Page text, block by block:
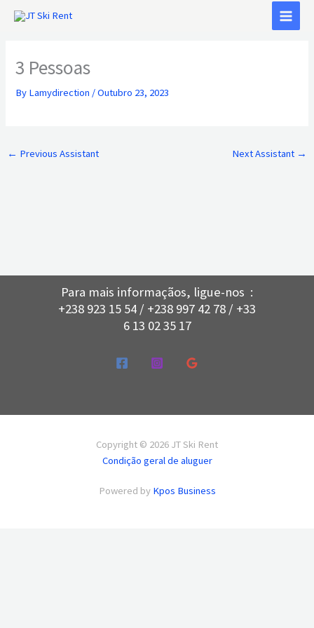
3 Pessoas
By Lamydirection /Outubro 23, 2023
← Previous Assistant Next Assistant →
Para mais informaçãos, ligue-nos :
+238 923 15 54 / +238 997 42 78 / +33
6 13 02 35 17
Copyright © 2026 JT Ski Rent
Condição geral de aluguer
Powered by Kpos Business